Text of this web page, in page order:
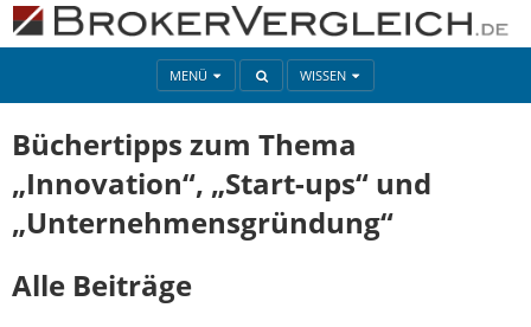
MENÜ WISSEN
Büchertipps zum Thema
„Innovation“, „Start-ups“ und
„Unternehmensgründung“
Alle Beiträge